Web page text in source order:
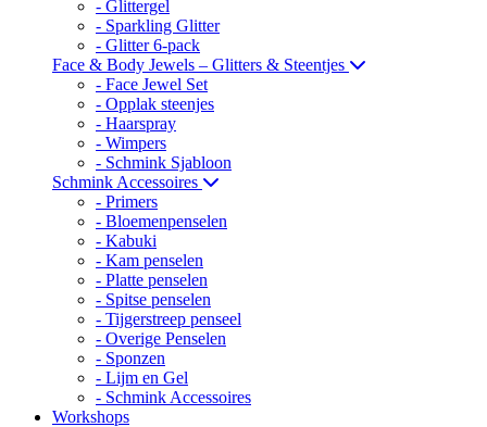
- Glittergel
- Sparkling Glitter
- Glitter 6-pack
Face & Body Jewels – Glitters & Steentjes
- Face Jewel Set
- Opplak steenjes
- Haarspray
- Wimpers
- Schmink Sjabloon
Schmink Accessoires
- Primers
- Bloemenpenselen
- Kabuki
- Kam penselen
- Platte penselen
- Spitse penselen
- Tijgerstreep penseel
- Overige Penselen
- Sponzen
- Lijm en Gel
- Schmink Accessoires
Workshops